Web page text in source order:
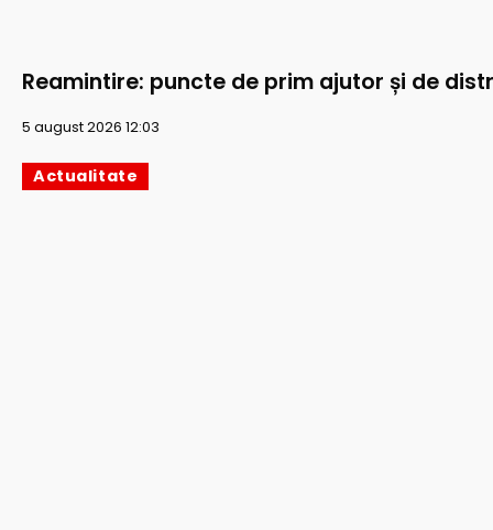
Reamintire: puncte de prim ajutor și de
5 august 2026 12:03
Actualitate